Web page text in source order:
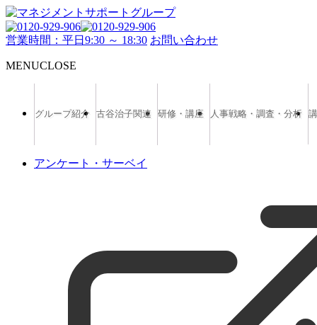
営業時間：平日9:30 ～ 18:30 お問い合わせ
MENUCLOSE
グループ紹介 古谷治子関連 研修・講座 人事戦略・調査・分析
アンケート・サーベイ